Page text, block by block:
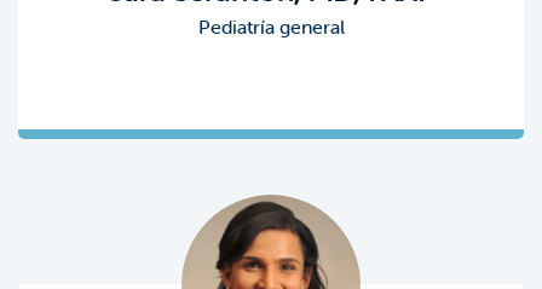
Pediatría general